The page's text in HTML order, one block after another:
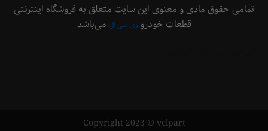
حقوق مادی و معنوی این سایت متعلق به فروشگاه اینترنتی
قطعات خودرووی سی ال می‌باشد
Copyright 2023 © vclpart